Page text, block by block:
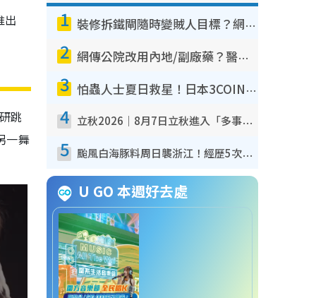
出
跳
一舞
1 裝修拆鐵閘隨時變賊人目標？網民揭2大關鍵用途：裝新式等於白裝？附新舊鐵閘分別
2 網傳公院改用內地/副廠藥？醫生拆解正副廠分別 揭4類人換藥隨時出事
3 怕蟲人士夏日救星！日本3COINS爆紅驅蟲神器$45起 1招「全程免觸碰」輕鬆搞定小強
4 立秋2026｜8月7日立秋進入「多事之秋」 3件事唔做得！專家教6招開運 清枱頭／銀包納氣接好運
5 颱風白海豚料周日襲浙江！經歷5次「眼牆置換」極罕見 成登陸內地最長途颱風
U GO 本週好去處